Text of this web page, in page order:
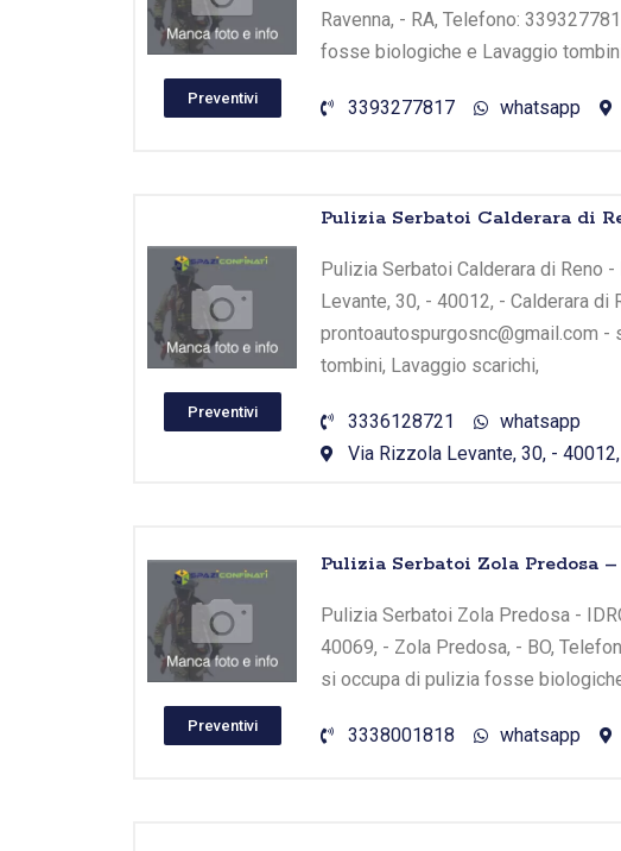
Preventivi
Ravenna, - RA, Telefono:
fosse biologiche e Lavaggio
3393277817 whatsapp
Preventivi
Pulizia Serbatoi Calderara di
Pulizia Serbatoi Calderara di Reno
Levante, 30, - 40012, - Calderara di
prontoautospurgosnc@gmail.com
tombini, Lavaggio scarichi,
3336128721
whatsapp
Via Rizzola Levante, 30, -
Preventivi
Pulizia Serbatoi Zola Predosa
Pulizia Serbatoi Zola Predosa -
40069, - Zola Predosa, - BO,
si occupa di pulizia fosse
3338001818 whatsapp